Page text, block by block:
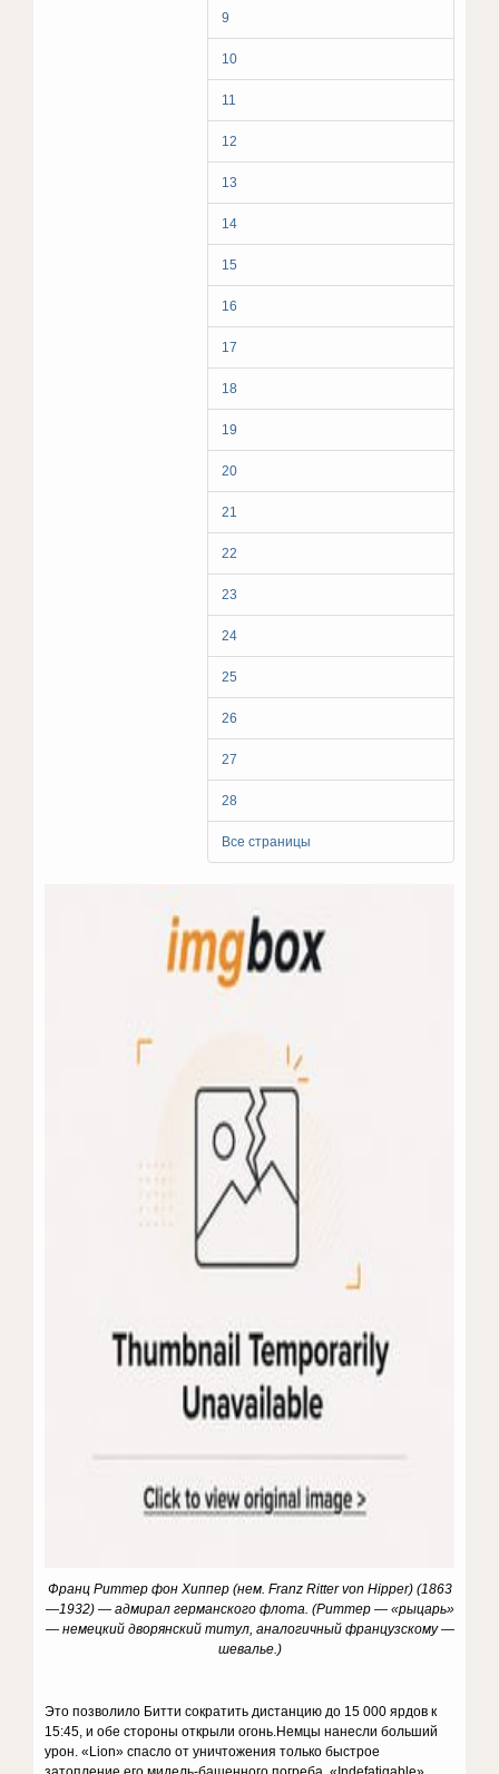
9
10
11
12
13
14
15
16
17
18
19
20
21
22
23
24
25
26
27
28
Все страницы
Франц Риттер фон Хиппер (нем. Franz Ritter von Hipper) (1863
—1932) — адмирал германского флота. (Риттер — «рыцарь»
— немецкий дворянский титул, аналогичный французскому —
шевалье.)
Это позволило Битти сократить дистанцию ​​до 15 000 ярдов к
15:45, и обе стороны открыли огонь.Немцы нанесли больший
урон. «Lion» спасло от уничтожения только быстрое